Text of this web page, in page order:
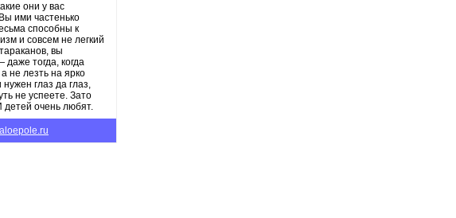
они у вас
ими частенько
способны к
и совсем не легкий
вы
тогда, когда
не лезть на ярко
глаз да глаз,
не успеете. Зато
очень любят.